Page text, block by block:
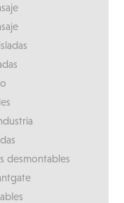
desmontables